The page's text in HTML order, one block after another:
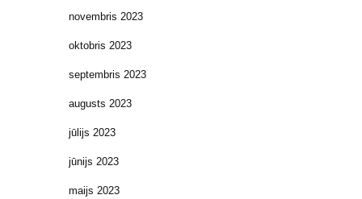
novembris 2023
oktobris 2023
septembris 2023
augusts 2023
jūlijs 2023
jūnijs 2023
maijs 2023